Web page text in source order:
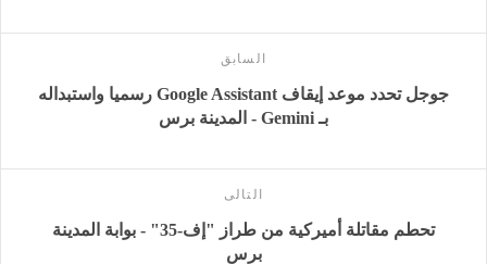
السابق
جوجل تحدد موعد إيقاف Google Assistant رسميا واستبداله
بـ Gemini - المدينة برس
التالى
تحطم مقاتلة أميركية من طراز "إف-35" - بوابة المدينة
برس